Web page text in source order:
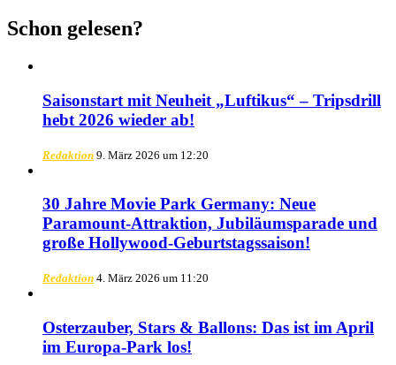
Schon gelesen?
Saisonstart mit Neuheit „Luftikus“ – Tripsdrill
hebt 2026 wieder ab!
Redaktion 9. März 2026 um 12:20
30 Jahre Movie Park Germany: Neue
Paramount-Attraktion, Jubiläumsparade und
große Hollywood-Geburtstagssaison!
Redaktion 4. März 2026 um 11:20
Osterzauber, Stars & Ballons: Das ist im April
im Europa-Park los!